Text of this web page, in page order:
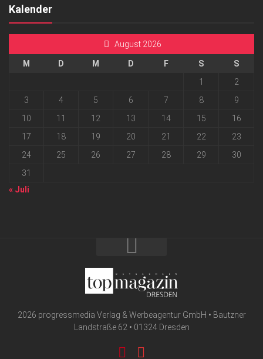
Kalender
August 2026
M D M D F S
S
1
2
3
4 5 6 7 8
9
10
11 12 13 14 15
16
17
18 19 20 21 22
23
24
25 26 27 28 29
30
31
« Juli
2026 progressmedia Verlag & Werbeagentur GmbH • Bautzner
Landstraße 62 • 01324 Dresden